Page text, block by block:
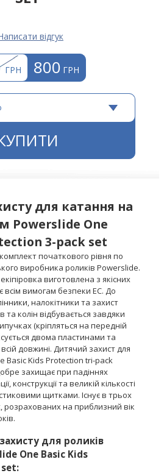
відгук
ГРН 800 ГРН
для катання на
Powerslide One
3-pack set
початкового рівня по
виробника роликів Powerslide.
виготовлена з якісних
всім вимогам безпеки ЕС. До
налокітники та захист
та колін відбувається завдяки
(кріпляться на передній
двома пластинами та
довжині. Дитячий захист для
Basic Kids Protection tri-pack
захищає при падіннях
конструкції та великій кількості
щитками. Існує в трьох
розрахованих на приблизний вік
для роликів
One Basic Kids